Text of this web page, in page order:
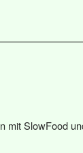
mit SlowFood